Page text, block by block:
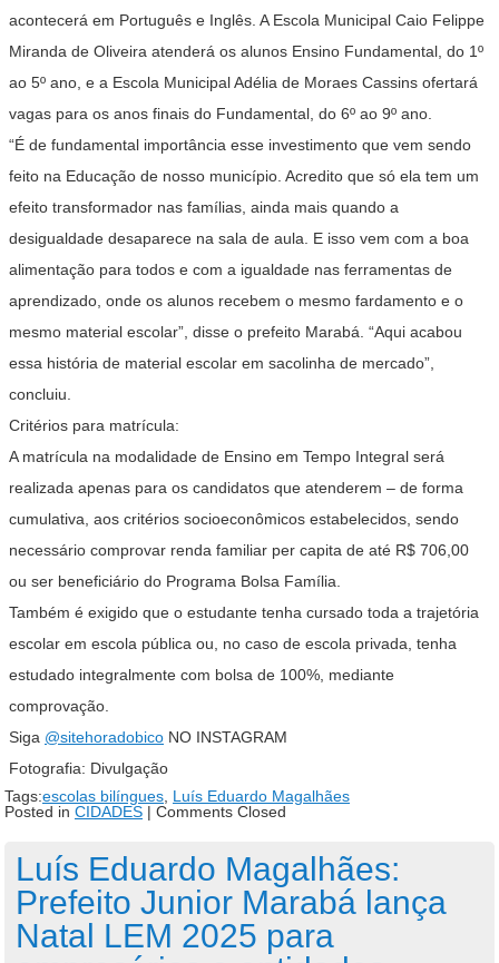
acontecerá em Português e Inglês. A Escola Municipal Caio Felippe
Miranda de Oliveira atenderá os alunos Ensino Fundamental, do 1º
ao 5º ano, e a Escola Municipal Adélia de Moraes Cassins ofertará
vagas para os anos finais do Fundamental, do 6º ao 9º ano.
“É de fundamental importância esse investimento que vem sendo
feito na Educação de nosso município. Acredito que só ela tem um
efeito transformador nas famílias, ainda mais quando a
desigualdade desaparece na sala de aula. E isso vem com a boa
alimentação para todos e com a igualdade nas ferramentas de
aprendizado, onde os alunos recebem o mesmo fardamento e o
mesmo material escolar”, disse o prefeito Marabá. “Aqui acabou
essa história de material escolar em sacolinha de mercado”,
concluiu.
Critérios para matrícula:
A matrícula na modalidade de Ensino em Tempo Integral será
realizada apenas para os candidatos que atenderem – de forma
cumulativa, aos critérios socioeconômicos estabelecidos, sendo
necessário comprovar renda familiar per capita de até R$ 706,00
ou ser beneficiário do Programa Bolsa Família.
Também é exigido que o estudante tenha cursado toda a trajetória
escolar em escola pública ou, no caso de escola privada, tenha
estudado integralmente com bolsa de 100%, mediante
comprovação.
Siga @sitehoradobico NO INSTAGRAM
Fotografia: Divulgação
Tags:escolas bilíngues, Luís Eduardo Magalhães
Posted in CIDADES | Comments Closed
Luís Eduardo Magalhães:
Prefeito Junior Marabá lança
Natal LEM 2025 para